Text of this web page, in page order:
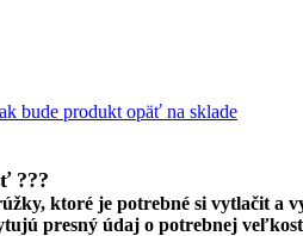
bude produkt opäť na sklade
???
ktoré je potrebné si vytlačit a
presný údaj o potrebnej